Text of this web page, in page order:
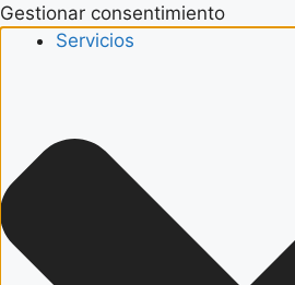
Gestionar consentimiento
Servicios